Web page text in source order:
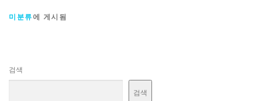
미분류에 게시됨
검색
검색